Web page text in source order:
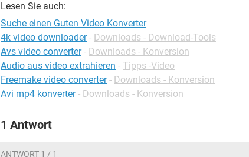
Lesen Sie auch:
Suche einen Guten Video Konverter
4k video downloader - Downloads - Download-Tools
Avs video converter - Downloads - Konversion
Audio aus video extrahieren - Tipps -Video
Freemake video converter - Downloads - Konversion
Avi mp4 konverter - Downloads - Konversion
1 Antwort
ANTWORT 1 / 1